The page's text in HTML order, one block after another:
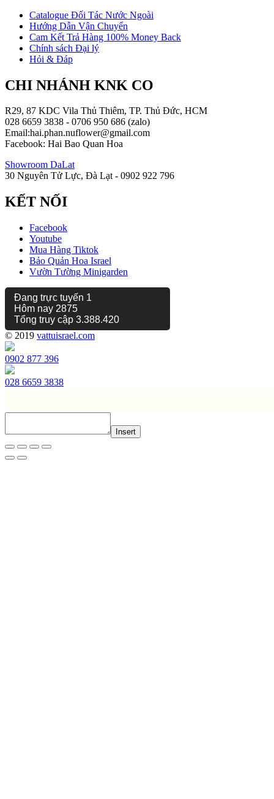
Catalogue Đối Tác Nước Ngoài
Hướng Dẫn Vận Chuyển
Cam Kết Trả Hàng 100% Money Back
Chính sách Đại lý
Hỏi & Đáp
CHI NHÁNH KNK CO
R29, 87 KDC Vila Thủ Thiêm, TP. Thủ Đức, HCM
028 6659 3838 - 0706 950 686 (zalo)
Email:hai.phan.nuflower@gmail.com
Facebook: Hai Bao Quan Hoa
Showroom DaLat
30 Nguyên Tử Lực, Đà Lạt - 0902 922 796
KẾT NỐI
Facebook
Youtube
Mua Hàng Tiktok
Bảo Quản Hoa Israel
Vườn Tường Minigarden
Đang trực tuyến 1
Hôm nay 2875
Tổng truy cập 3.388.420
© 2019 vattuisrael.com
0902 877 396
028 6659 3838
Insert